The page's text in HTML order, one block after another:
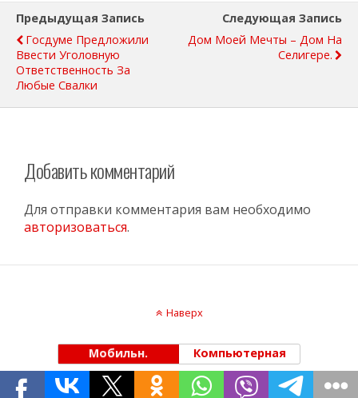
Предыдущая Запись
Госдуме Предложили
Ввести Уголовную
Ответственность За
Любые Свалки
Следующая Запись
Дом Моей Мечты – Дом На
Селигере.
Добавить комментарий
Для отправки комментария вам необходимо
авторизоваться.
Наверх
Мобильн. Компьютерная